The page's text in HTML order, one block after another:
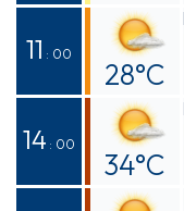
Odczuwalna
20°C
11 : 00
28°C
Odczuwalna
29°C
14 : 00
34°C
Odczuwalna